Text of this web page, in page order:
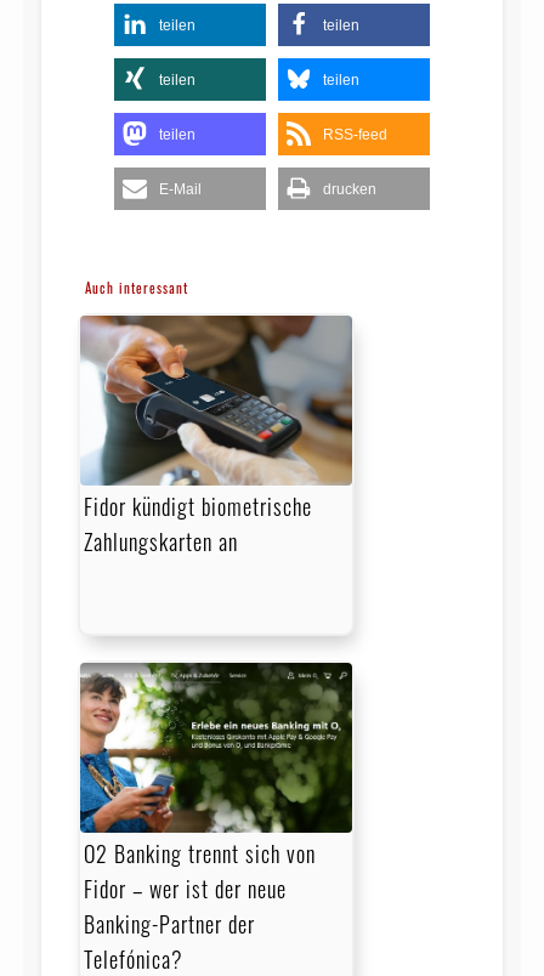
teilen teilen
teilen teilen
teilen RSS-feed
E-Mail drucken
Auch interessant
Fidor kündigt biometrische
Zahlungskarten an
O2 Banking trennt sich von
Fidor – wer ist der neue
Banking-Partner der
Telefónica?